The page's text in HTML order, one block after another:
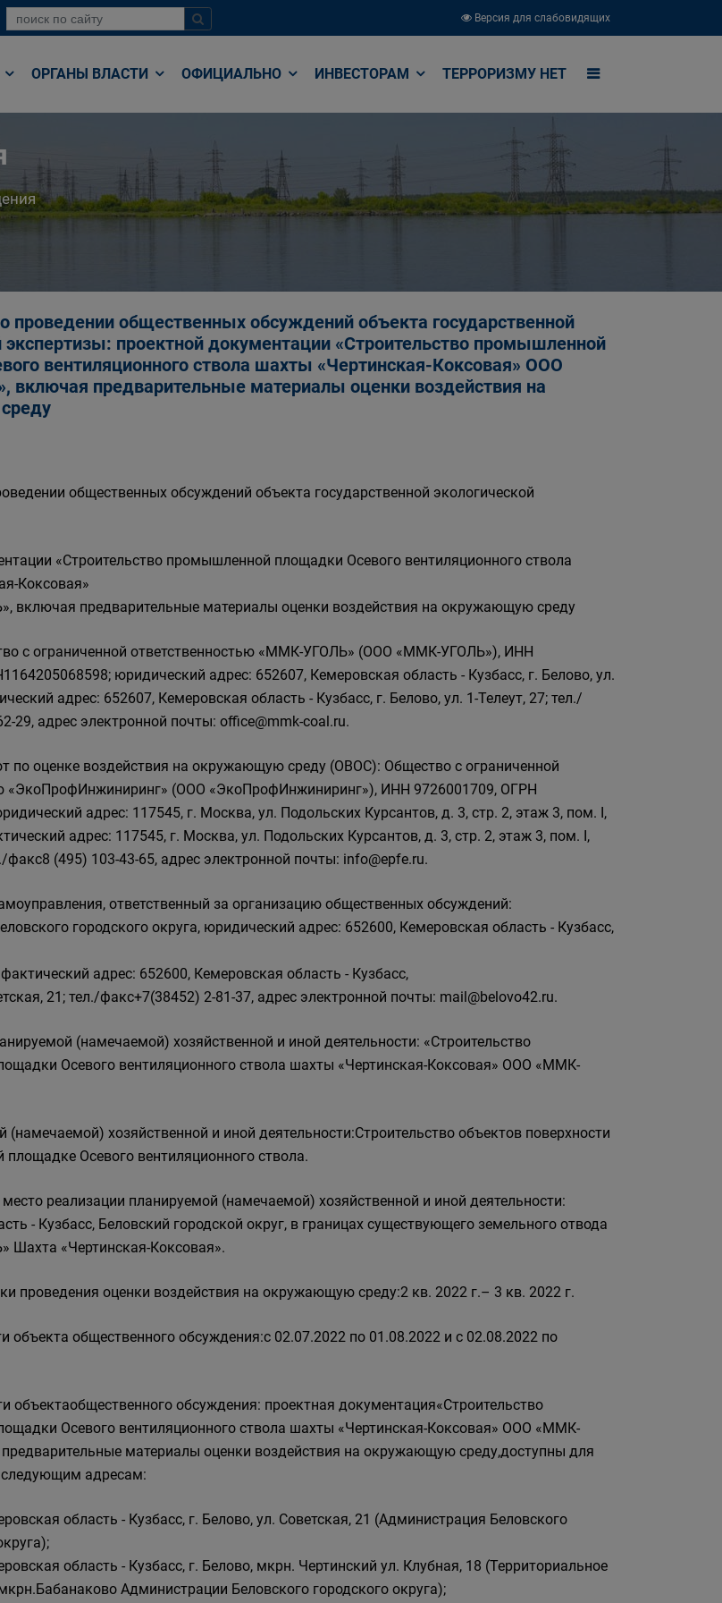
Версия для слабовидящих
ОРГАНЫ ВЛАСТИ ОФИЦИАЛЬНО ИНВЕСТОРАМ ТЕРРОРИЗМУ НЕТ
проведении общественных обсуждений объекта государственной
экспертизы: проектной документации «Строительство промышленной
вентиляционного ствола шахты «Чертинская-Коксовая» ООО
предварительные материалы оценки воздействия на
общественных обсуждений объекта государственной экологической
«Строительство промышленной площадки Осевого вентиляционного ствола
Коксовая»
включая предварительные материалы оценки воздействия на окружающую среду
с ограниченной ответственностью «ММК-УГОЛЬ» (ООО «ММК-УГОЛЬ»), ИНН
юридический адрес: 652607, Кемеровская область - Кузбасс, г. Белово, ул.
адрес: 652607, Кемеровская область - Кузбасс, г. Белово, ул. 1-Телеут, 27; тел./
29, адрес электронной почты: office@mmk-coal.ru.
по оценке воздействия на окружающую среду (ОВОС): Общество с ограниченной
«ЭкоПрофИнжиниринг» (ООО «ЭкоПрофИнжиниринг»), ИНН 9726001709, ОГРН
адрес: 117545, г. Москва, ул. Подольских Курсантов, д. 3, стр. 2, этаж 3, пом. I,
адрес: 117545, г. Москва, ул. Подольских Курсантов, д. 3, стр. 2, этаж 3, пом. I,
факс8 (495) 103-43-65, адрес электронной почты: info@epfe.ru.
ответственный за организацию общественных обсуждений:
городского округа, юридический адрес: 652600, Кемеровская область - Кузбасс,
адрес: 652600, Кемеровская область - Кузбасс,
21; тел./факс+7(38452) 2-81-37, адрес электронной почты: mail@belovo42.ru.
(намечаемой) хозяйственной и иной деятельности: «Строительство
Осевого вентиляционного ствола шахты «Чертинская-Коксовая» ООО «ММК-
(намечаемой) хозяйственной и иной деятельности:Строительство объектов поверхности
Осевого вентиляционного ствола.
реализации планируемой (намечаемой) хозяйственной и иной деятельности:
- Кузбасс, Беловский городской округ, в границах существующего земельного отвода
«Чертинская-Коксовая».
проведения оценки воздействия на окружающую среду:2 кв. 2022 г.– 3 кв. 2022 г.
объекта общественного обсуждения:с 02.07.2022 по 01.08.2022 и с 02.08.2022 по
объектаобщественного обсуждения: проектная документация«Строительство
Осевого вентиляционного ствола шахты «Чертинская-Коксовая» ООО «ММК-
материалы оценки воздействия на окружающую среду,доступны для
адресам:
область - Кузбасс, г. Белово, ул. Советская, 21 (Администрация Беловского
область - Кузбасс, г. Белово, мкрн. Чертинский ул. Клубная, 18 (Территориальное
Администрации Беловского городского округа);